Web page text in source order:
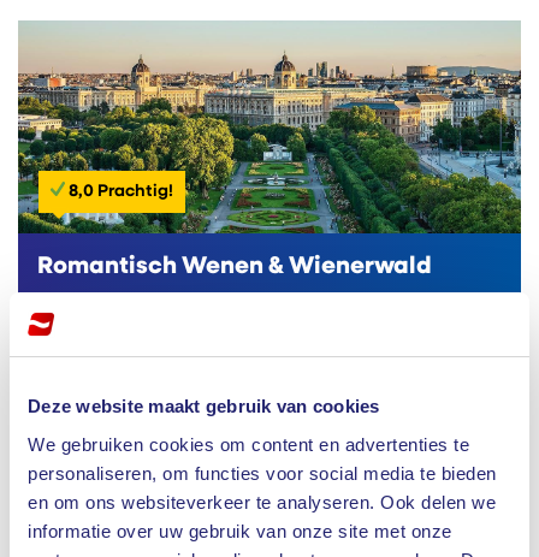
Deze website maakt gebruik van cookies
We gebruiken cookies om content en advertenties te
personaliseren, om functies voor social media te bieden
en om ons websiteverkeer te analyseren. Ook delen we
informatie over uw gebruik van onze site met onze
8,0 Prachtig!
Romantisch Wenen & Wienerwald
8 dagen
22 augustus|12 september|10 oktober| ea.
Laat u meevoeren op een comfortabele busreis
naar het hart van Oostenrijk. Tijdens deze
volledig verzorgde...